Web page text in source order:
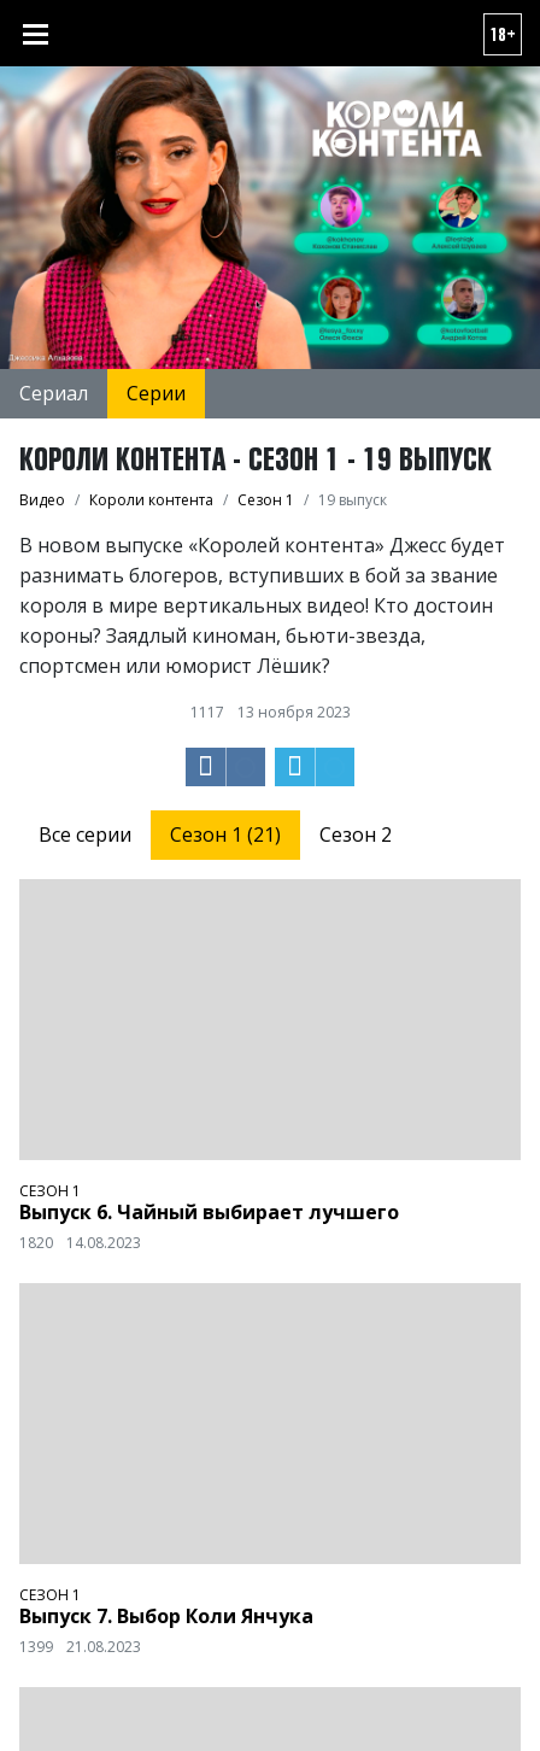
18+
Сериал Серии
КОРОЛИ КОНТЕНТА - СЕЗОН 1 - 19 ВЫПУСК
Видео Короли контента Сезон 1 19 выпуск
В новом выпуске «Королей контента» Джесс будет
разнимать блогеров, вступивших в бой за звание
короля в мире вертикальных видео! Кто достоин
короны? Заядлый киноман, бьюти-звезда,
спортсмен или юморист Лёшик?
1117 13 ноября 2023
Все серии Сезон 1 (21) Сезон 2
СЕЗОН 1
Выпуск 6. Чайный выбирает лучшего
1820 14.08.2023
СЕЗОН 1
Выпуск 7. Выбор Коли Янчука
1399 21.08.2023